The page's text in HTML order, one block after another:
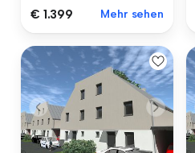
€ 1.399 Mehr sehen